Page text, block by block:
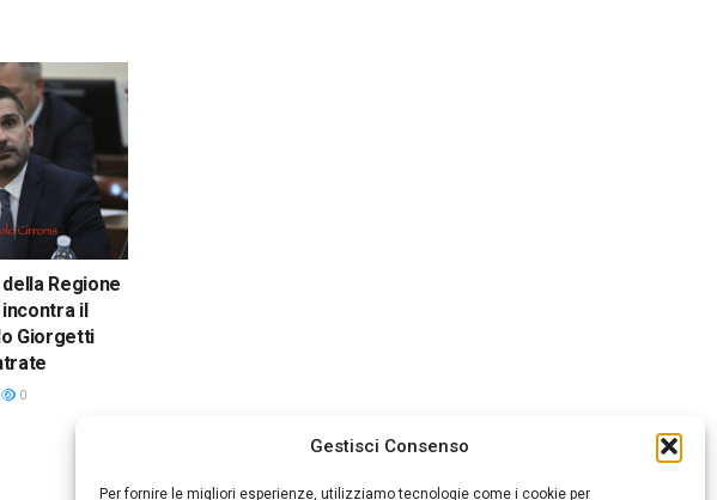
Gestisci Consenso
Per fornire le migliori esperienze, utilizziamo tecnologie come i cookie per
Regione
il
Giorgetti
0